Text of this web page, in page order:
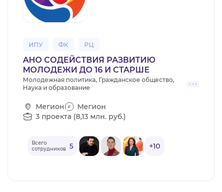
ИПУ ФК РЦ
АНО СОДЕЙСТВИЯ РАЗВИТИЮ
МОЛОДЕЖИ ДО 16 И СТАРШЕ
Молодежная политика, Гражданское общество,
Наука и образование
Мегион
Мегион
3 проекта (8,13 млн. руб.)
Всего
сотрудников 5 +10